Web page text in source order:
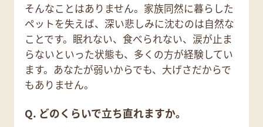
そんなことはありません。家族同然に暮らした
ペットを失えば、深い悲しみに沈むのは自然な
ことです。眠れない、食べられない、涙が止ま
らないといった状態も、多くの方が経験してい
ます。あなたが弱いからでも、大げさだからで
もありません。
Q. どのくらいで立ち直れますか。